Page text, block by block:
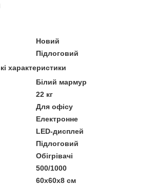
Новий
Підлоговий
характеристики
Білий мармур
22 кг
Для офісу
Електронне
LED-дисплей
Підлоговий
Обігрівачі
500/1000
60х60х8 см